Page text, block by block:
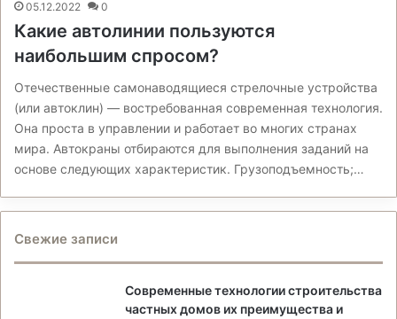
05.12.2022 0
Какие автолинии пользуются
наибольшим спросом?
Отечественные самонаводящиеся стрелочные устройства
(или автоклин) — востребованная современная технология.
Она проста в управлении и работает во многих странах
мира. Автокраны отбираются для выполнения заданий на
основе следующих характеристик. Грузоподъемность;…
Свежие записи
Современные технологии строительства
частных домов их преимущества и